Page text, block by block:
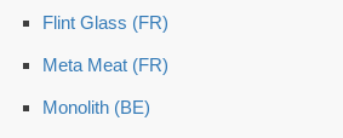
Flint Glass (FR)
Meta Meat (FR)
Monolith (BE)